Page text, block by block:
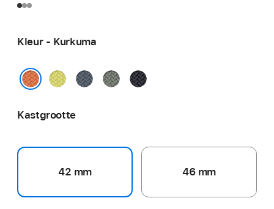
Kleur - Kurkuma
NeongeelAnkerblauw
GroengrijsMiddernacht
Kastgrootte
42 mm 46 mm